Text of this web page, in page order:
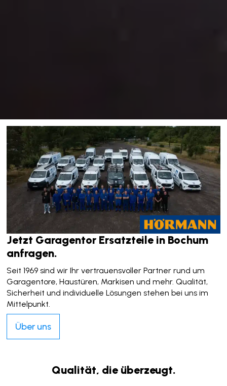
Jetzt Garagentor Ersatzteile in Bochum
anfragen.
Seit 1969 sind wir Ihr vertrauensvoller Partner rund um
Garagentore, Haustüren, Markisen und mehr. Qualität,
Sicherheit und individuelle Lösungen stehen bei uns im
Mittelpunkt.
Über uns
Qualität, die überzeugt.